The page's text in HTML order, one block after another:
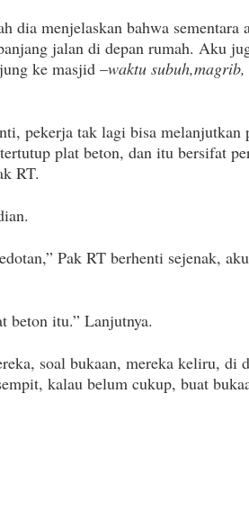
menjelaskan bahwa sementara
jalan di depan rumah. Aku
ke masjid –waktu
pekerja tak lagi bisa melanjutkan
plat beton, dan itu bersifat
RT.
Pak RT berhenti sejenak,
beton itu.” Lanjutnya.
soal bukaan, mereka keliru, di
kalau belum cukup, buat